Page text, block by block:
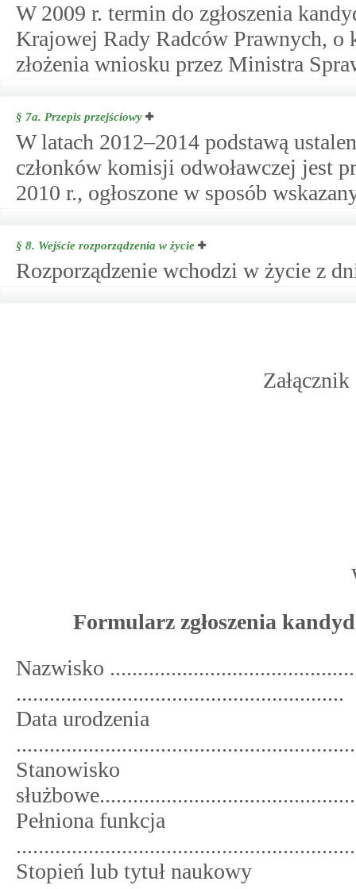
W 2009 r. termin do zgłoszenia
Krajowej Rady Radców Prawnych,
złożenia wniosku przez Ministra
§ 7a. Przepis przejściowy
W latach 2012‒2014 podstawą
członków komisji odwoławczej jest
2010 r., ogłoszone w sposób
§ 8. Wejście rozporządzenia w życie
Rozporządzenie wchodzi w życie z
Formularz zgłoszenia
Nazwisko
...........................................................
Data urodzenia
Stanowisko
Pełniona funkcja
Stopień lub tytuł naukowy